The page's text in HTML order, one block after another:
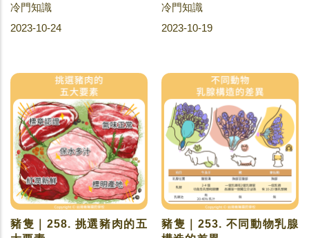
冷門知識
2023-10-24
冷門知識
2023-10-19
豬隻｜258. 挑選豬肉的五
豬隻｜253. 不同動物乳腺